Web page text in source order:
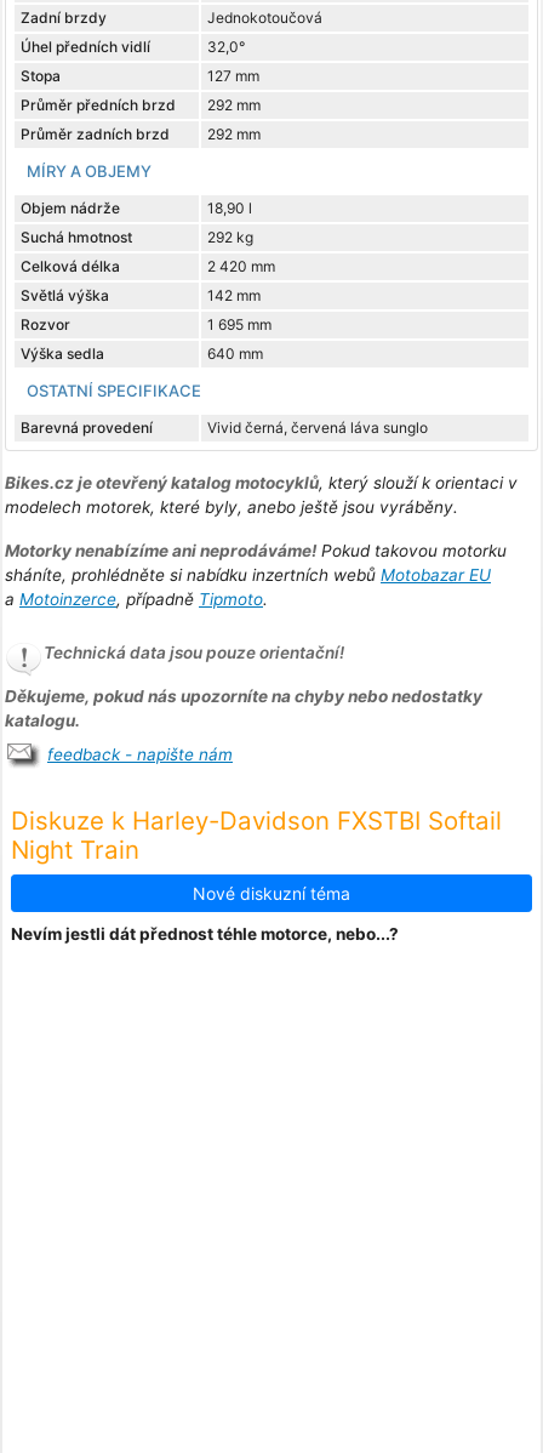
Zadní brzdy
Jednokotoučová
Úhel předních vidlí
32,0°
Stopa
127 mm
Průměr předních brzd
292 mm
Průměr zadních brzd
292 mm
MÍRY A OBJEMY
Objem nádrže
18,90 l
Suchá hmotnost
292 kg
Celková délka
2 420 mm
Světlá výška
142 mm
Rozvor
1 695 mm
Výška sedla
640 mm
OSTATNÍ SPECIFIKACE
Barevná provedení Vivid černá, červená láva sunglo
Bikes.cz je otevřený katalog motocyklů, který slouží k orientaci v
modelech motorek, které byly, anebo ještě jsou vyráběny.
Motorky nenabízíme ani neprodáváme!Pokud takovou motorku
sháníte, prohlédněte si nabídku inzertních webů Motobazar EU
a Motoinzerce, případně Tipmoto.
Technická data jsou pouze orientační!
Děkujeme, pokud nás upozorníte na chyby nebo nedostatky
katalogu.
feedback - napište nám
Diskuze k Harley-Davidson FXSTBI Softail
Night Train
Nové diskuzní téma
Nevím jestli dát přednost téhle motorce, nebo...?